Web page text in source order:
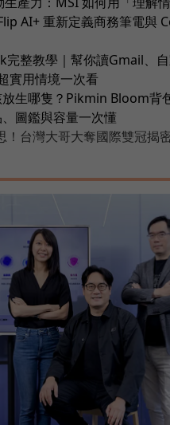
AI+ 重新定義商務筆電與
完整教學｜幫你讀Gmail、
實用情境一次看
放生哪隻？Pikmin Bloom背
圖鑑與容量一次懂
！台灣大哥大奪國際雙冠揭